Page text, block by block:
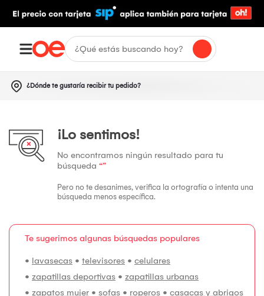
¿Dónde te gustaría recibir tu pedido?
¡Lo sentimos!
No encontramos ningún resultado para tu
búsqueda “”
Pero no te desanimes, verifica la ortografía o intenta una
búsqueda menos específica.
Te sugerimos algunas búsquedas populares
• lavasecas • televisores • celulares
• zapatillas deportivas • zapatillas urbanas
• zapatos mujer • sofas • roperos • casacas y abrigos